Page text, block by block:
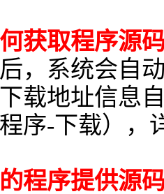
获取程序源
，系统会自
载地址信息
序-下载），
程序提供源